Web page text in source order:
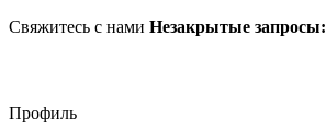
Свяжитесь с нами Незакрытые запросы:
Профиль